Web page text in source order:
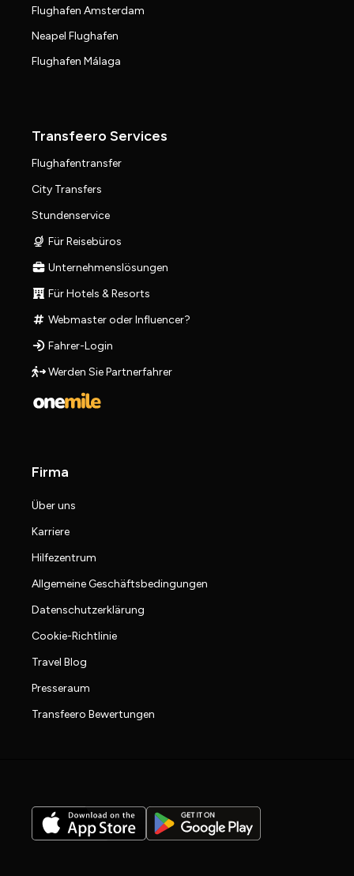
Flughafen Amsterdam
Neapel Flughafen
Flughafen Málaga
Transfeero Services
Flughafentransfer
City Transfers
Stundenservice
Für Reisebüros
Unternehmenslösungen
Für Hotels & Resorts
Webmaster oder Influencer?
Fahrer-Login
Werden Sie Partnerfahrer
Firma
Über uns
Karriere
Hilfezentrum
Allgemeine Geschäftsbedingungen
Datenschutzerklärung
Cookie-Richtlinie
Travel Blog
Presseraum
Transfeero Bewertungen